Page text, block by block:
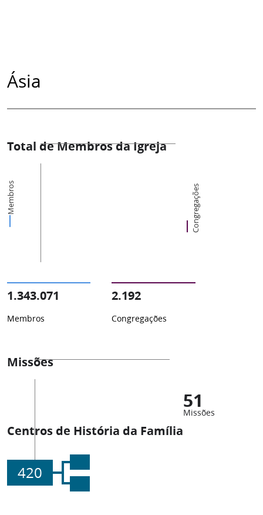
Ásia
Total de Membros da Igreja
Membros Congregações
1.343.071
Membros
2.192
Congregações
Missões
51
Missões
Centros de História da Família
420